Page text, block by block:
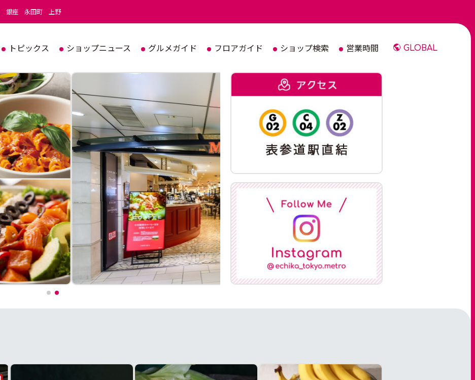
銀座 永田町 上野
GLOBAL
トピックス ショップニュース グルメガイド フロアガイド ショップ検索 営業時間